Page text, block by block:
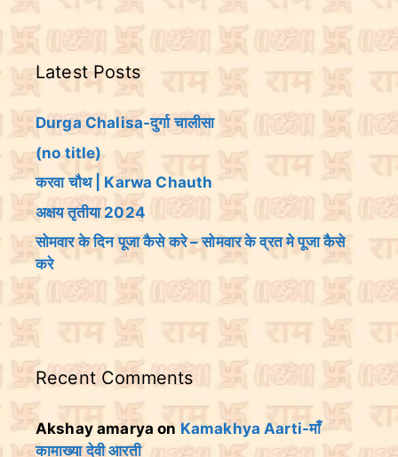
Latest Posts
Durga Chalisa-दुर्गा चालीसा
(no title)
करवा चौथ | Karwa Chauth
अक्षय तृतीया 2024
सोमवार के दिन पूजा कैसे करे – सोमवार के व्रत मे पूजा कैसे
करे
Recent Comments
Akshay amarya on Kamakhya Aarti-माँ
कामाख्या देवी आरती